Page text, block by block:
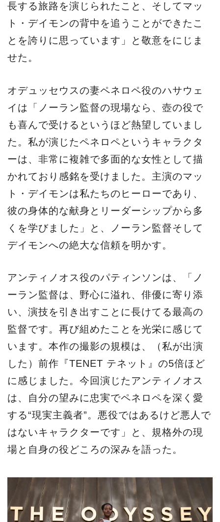
長する旅路を演じられたこと、そしてマッ
ト・デイモンの背中を追うことができたこ
とを誇りに思っています」と敬意をにじま
せた。
オデュッセウスの妻ペネロペ役のハサウェ
イは「ノーラン監督の現場なら、壺の役で
も喜んで受けるというほど熱望していまし
た。私が演じたペネロペというキャラクタ
ーは、非常に複雑で多面的な女性として描
かれており感銘を受けました。主演のマッ
ト・デイモンは私たちのヒーローであり、
彼の身体的な献身とリーダーシップから多
くを学びました」と、ノーラン監督そして
デイモンへの絶大な信頼を明かす。
アンティノオス役のパティンソンは、「ノ
ーラン監督は、野心に溢れ、俳優に寄り添
い、演技を引き出すことに長けてる最高の
監督です。再び組めたことを光栄に感じて
います。本作の撮影の規模は、（私が出演
した）前作『TENET テネット』の5倍ほど
に感じました。今回演じたアンティノオス
は、自分の望みに忠実でペネロペを深く愛
する“現実主義者”。悪役ではあるけど悪人で
はないキャラクターです」と、規格外の現
場と自身の役どころの深みを語った。